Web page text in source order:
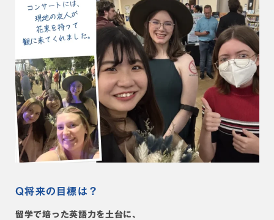
Q将来の目標は？
留学で培った英語力を土台に、